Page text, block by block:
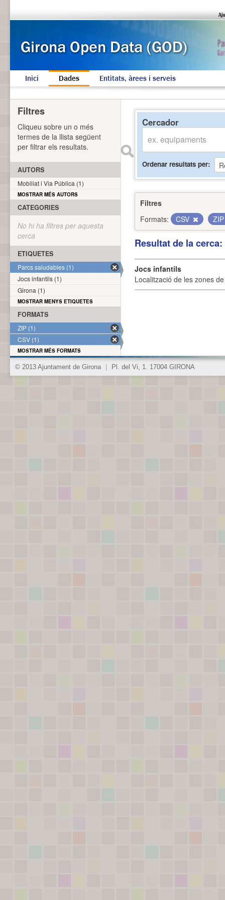
Inici Dades Entitats, àrees i serveis
Cercador
Ordenar resultats per
Filtres
Formats:
CSV
Resultat de la
Jocs infantils
Localització de les zones
Filtres
Cliqueu sobre un o més
termes de la llista següent
per filtrar els resultats.
AUTORS
Mobiliat i Via Pública (1)
MOSTRAR MÉS AUTORS
CATEGORIES
No hi ha filtres per aquesta
cerca
ETIQUETES
Parcs saludables (1)
Jocs infantils (1)
Girona (1)
MOSTRAR MENYS ETIQUETES
FORMATS
ZIP (1)
CSV (1)
MOSTRAR MÉS FORMATS
© 2013 Ajuntament de Girona Pl. del Vi, 1. 17004 GIRONA